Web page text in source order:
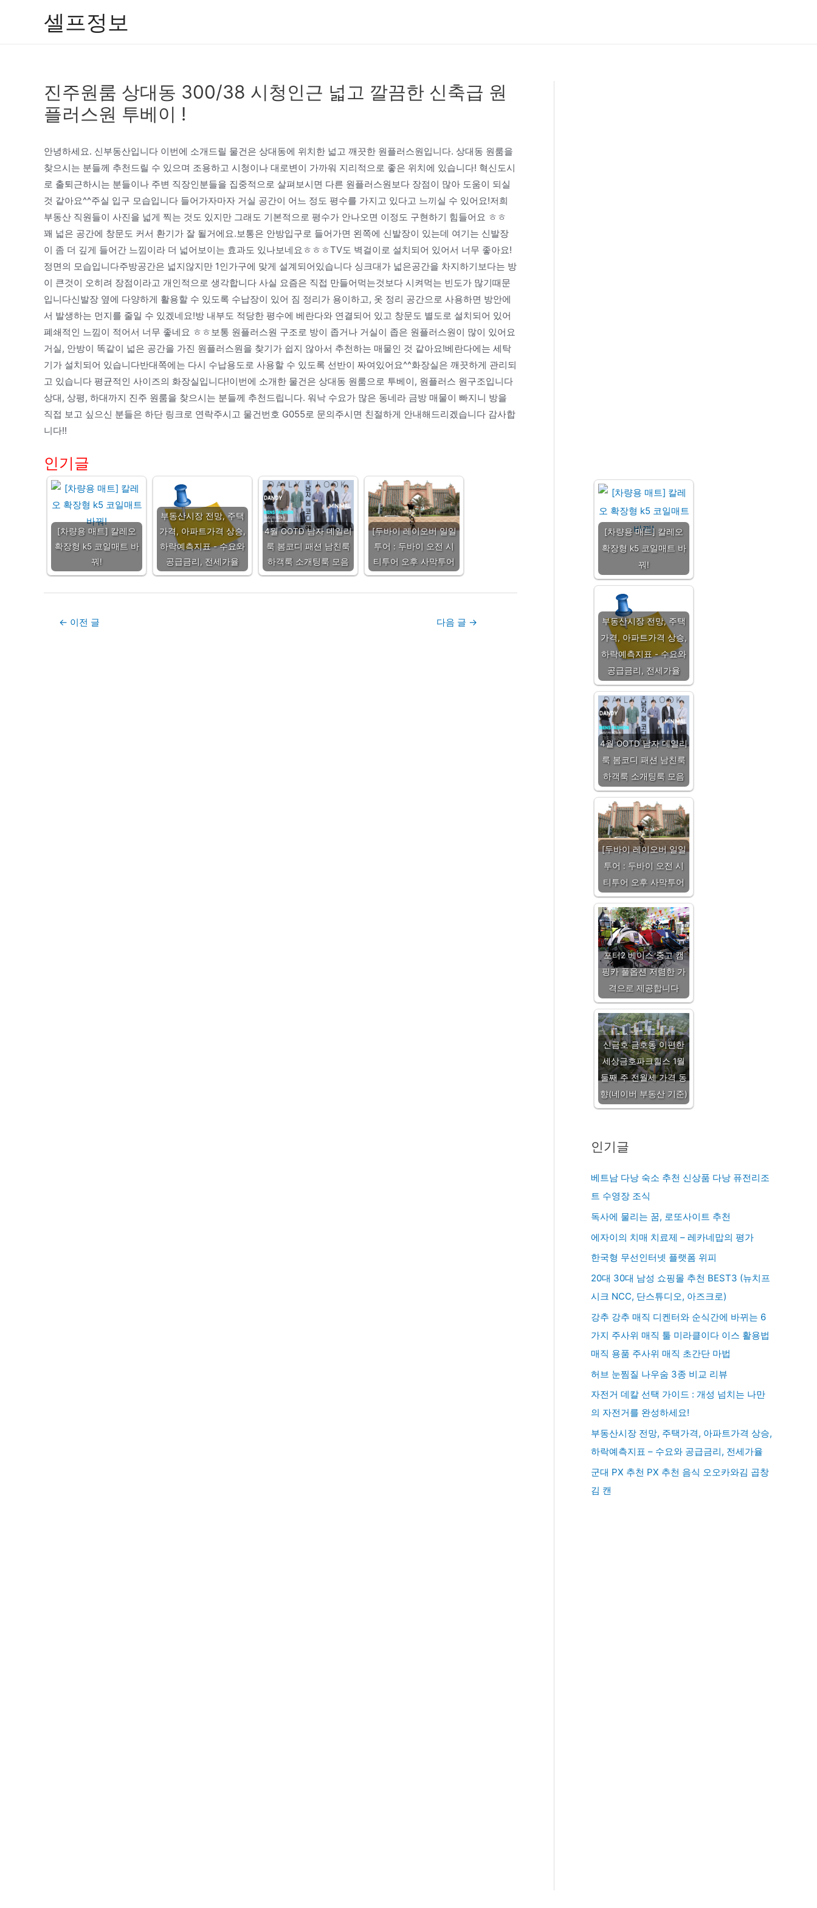
셀프정보
진주원룸 상대동 300/38 시청인근 넓고 깔끔한 신축급 원
플러스원 투베이 !
안녕하세요. 신부동산입니다 이번에 소개드릴 물건은 상대동에 위치한 넓고 깨끗한 원플러스원입니다. 상대동 원룸을
찾으시는 분들께 추천드릴 수 있으며 조용하고 시청이나 대로변이 가까워 지리적으로 좋은 위치에 있습니다! 혁신도시
로 출퇴근하시는 분들이나 주변 직장인분들을 집중적으로 살펴보시면 다른 원플러스원보다 장점이 많아 도움이 되실
것 같아요^^주실 입구 모습입니다 들어가자마자 거실 공간이 어느 정도 평수를 가지고 있다고 느끼실 수 있어요!저희
부동산 직원들이 사진을 넓게 찍는 것도 있지만 그래도 기본적으로 평수가 안나오면 이정도 구현하기 힘들어요 ㅎㅎ
꽤 넓은 공간에 창문도 커서 환기가 잘 될거에요.보통은 안방입구로 들어가면 왼쪽에 신발장이 있는데 여기는 신발장
이 좀 더 깊게 들어간 느낌이라 더 넓어보이는 효과도 있나보네요ㅎㅎㅎTV도 벽걸이로 설치되어 있어서 너무 좋아요!
정면의 모습입니다주방공간은 넓지않지만 1인가구에 맞게 설계되어있습니다 싱크대가 넓은공간을 차지하기보다는 방
이 큰것이 오히려 장점이라고 개인적으로 생각합니다 사실 요즘은 직접 만들어먹는것보다 시켜먹는 빈도가 많기때문
입니다신발장 옆에 다양하게 활용할 수 있도록 수납장이 있어 짐 정리가 용이하고, 옷 정리 공간으로 사용하면 방안에
서 발생하는 먼지를 줄일 수 있겠네요!방 내부도 적당한 평수에 베란다와 연결되어 있고 창문도 별도로 설치되어 있어
폐쇄적인 느낌이 적어서 너무 좋네요 ㅎㅎ보통 원플러스원 구조로 방이 좁거나 거실이 좁은 원플러스원이 많이 있어요
거실, 안방이 똑같이 넓은 공간을 가진 원플러스원을 찾기가 쉽지 않아서 추천하는 매물인 것 같아요!베란다에는 세탁
기가 설치되어 있습니다반대쪽에는 다시 수납용도로 사용할 수 있도록 선반이 짜여있어요^^화장실은 깨끗하게 관리되
고 있습니다 평균적인 사이즈의 화장실입니다!이번에 소개한 물건은 상대동 원룸으로 투베이, 원플러스 원구조입니다
상대, 상평, 하대까지 진주 원룸을 찾으시는 분들께 추천드립니다. 워낙 수요가 많은 동네라 금방 매물이 빠지니 방을
직접 보고 싶으신 분들은 하단 링크로 연락주시고 물건번호 G055로 문의주시면 친절하게 안내해드리겠습니다 감사합
니다!!
인기글
[차량용 매트] 칼레오
확장형 k5 코일매트 바
꿔!
부동산시장 전망, 주택
가격, 아파트가격 상승,
하락예측지표 - 수요와
공급금리, 전세가율
4월 OOTD 남자 데일리
룩 봄코디 패션 남친룩
하객룩 소개팅룩 모음
[두바이 레이오버 일일
투어 : 두바이 오전 시
티투어 오후 사막투어
Post← 이전 글 다음 글 →
[차량용 매트] 칼레오
확장형 k5 코일매트 바
꿔!
부동산시장 전망, 주택
가격, 아파트가격 상승,
하락예측지표 - 수요와
공급금리, 전세가율
4월 OOTD 남자 데일리
룩 봄코디 패션 남친룩
하객룩 소개팅룩 모음
[두바이 레이오버 일일
투어 : 두바이 오전 시
티투어 오후 사막투어
포터2 베이스 중고 캠
핑카 풀옵션 저렴한 가
격으로 제공합니다
신금호 금호동 이편한
세상금호파크힐스 1월
둘째 주 전월세 가격 동
향(네이버 부동산 기준)
인기글
베트남 다낭 숙소 추천 신상품 다낭 퓨전리조
트 수영장 조식
독사에 물리는 꿈, 로또사이트 추천
에자이의 치매 치료제 – 레카네맙의 평가
한국형 무선인터넷 플랫폼 위피
20대 30대 남성 쇼핑몰 추천 BEST3 (뉴치프
시크 NCC, 단스튜디오, 아즈크로)
강추 강추 매직 디켄터와 순식간에 바뀌는 6
가지 주사위 매직 툴 미라클이다 이스 활용법
매직 용품 주사위 매직 초간단 마법
허브 눈찜질 나우숨 3종 비교 리뷰
자전거 데칼 선택 가이드 : 개성 넘치는 나만
의 자전거를 완성하세요!
부동산시장 전망, 주택가격, 아파트가격 상승,
하락예측지표 – 수요와 공급금리, 전세가율
군대 PX 추천 PX 추천 음식 오오카와김 곱창
김 캔